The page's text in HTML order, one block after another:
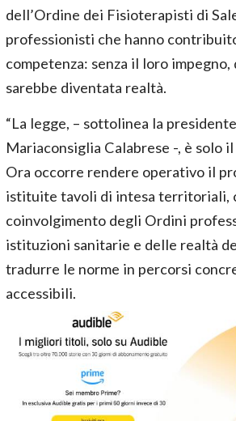
dell’Ordine dei Fisioterapisti di
professionisti che hanno
competenza: senza il loro impegno,
sarebbe diventata realtà.
“La legge, – sottolinea la
Mariaconsiglia Calabrese -, è solo
Ora occorre rendere operativo il
istituite tavoli di intesa territoriali,
coinvolgimento degli Ordini
istituzioni sanitarie e delle realtà
tradurre le norme in percorsi
accessibili.